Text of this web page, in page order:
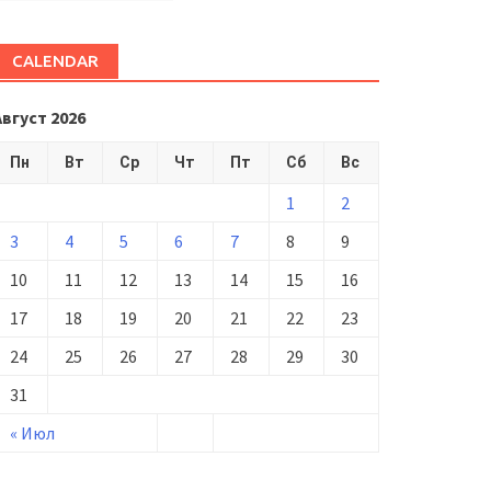
CALENDAR
2026
Пн Вт Ср Чт Пт Сб Вс
« Июл
1
2
3
4 5 6 7 8
9
10
11 12 13 14 15
16
17
18 19 20 21 22
23
24
25 26 27 28 29
30
31